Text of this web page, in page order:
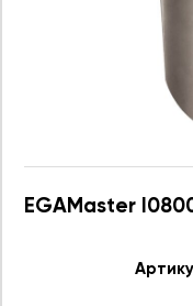
EGAMaster